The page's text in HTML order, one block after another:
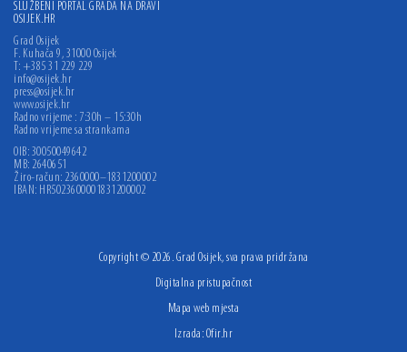
SLUŽBENI PORTAL GRADA NA DRAVI
OSIJEK.HR
Grad Osijek
F. Kuhača 9, 31000 Osijek
T: +385 31 229 229
info@osijek.hr
press@osijek.hr
www.osijek.hr
Radno vrijeme : 7:30h – 15:30h
Radno vrijeme sa strankama
OIB: 30050049642
MB: 2640651
Žiro-račun: 2360000–1831200002
IBAN: HR5023600001831200002
Copyright © 2026. Grad Osijek, sva prava pridržana
Digitalna pristupačnost
Mapa web mjesta
Izrada: Ofir.hr